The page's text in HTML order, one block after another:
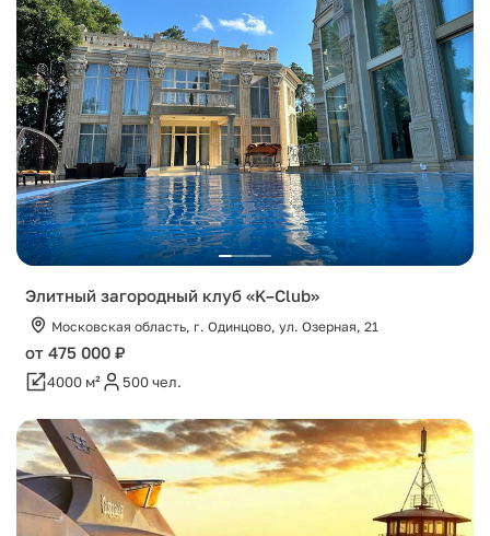
Элитный загородный клуб «K–Club»
Московская область, г. Одинцово, ул. Озерная, 21
от 475 000 ₽
4000 м² 500 чел.